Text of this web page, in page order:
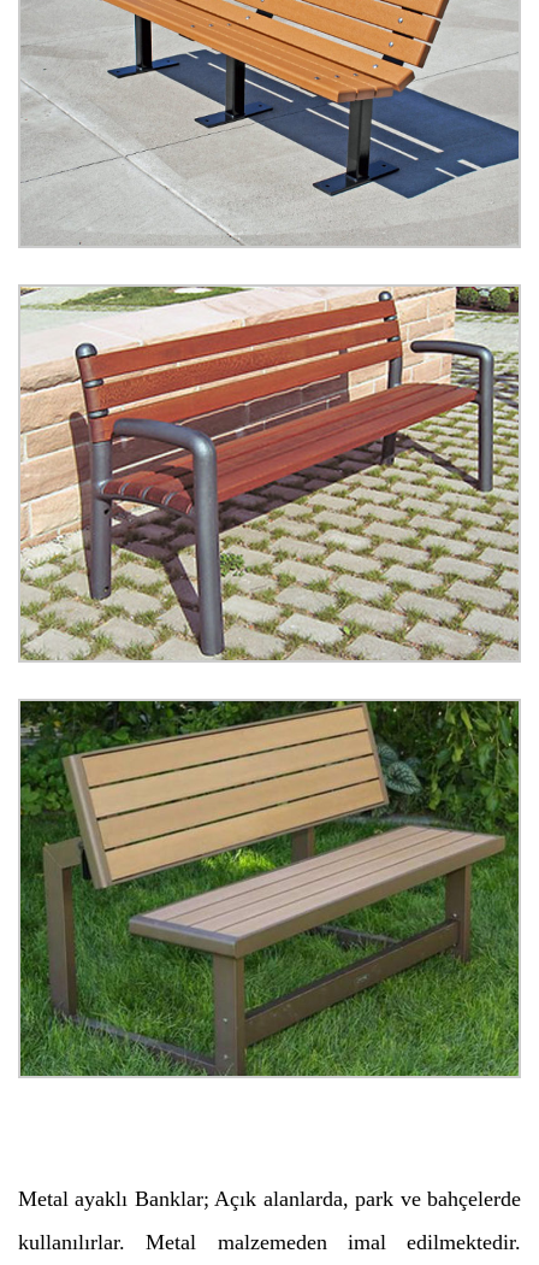
Metal ayaklı Banklar; Açık alanlarda, park ve bahçelerde
kullanılırlar. Metal malzemeden imal edilmektedir.